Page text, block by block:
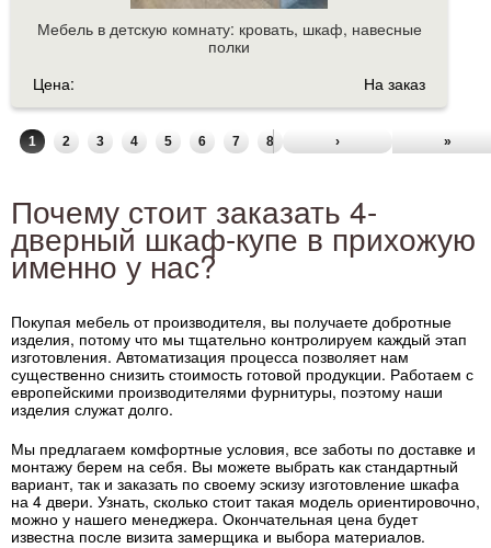
Мебель в детскую комнату: кровать, шкаф, навесные
полки
Цена:
На заказ
1 2 3 4 5 6 7 8 …› »
Почему стоит заказать 4-
дверный шкаф-купе в прихожую
именно у нас?
Покупая мебель от производителя, вы получаете добротные
изделия, потому что мы тщательно контролируем каждый этап
изготовления. Автоматизация процесса позволяет нам
существенно снизить стоимость готовой продукции. Работаем с
европейскими производителями фурнитуры, поэтому наши
изделия служат долго.
Мы предлагаем комфортные условия, все заботы по доставке и
монтажу берем на себя. Вы можете выбрать как стандартный
вариант, так и заказать по своему эскизу изготовление шкафа
на 4 двери. Узнать, сколько стоит такая модель ориентировочно,
можно у нашего менеджера. Окончательная цена будет
известна после визита замерщика и выбора материалов.